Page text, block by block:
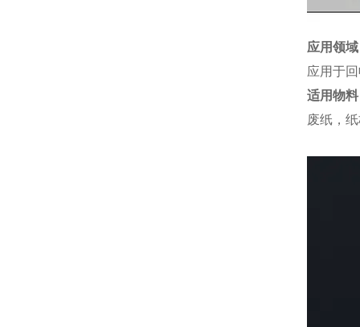
应用领
应用于
适用物
废纸，